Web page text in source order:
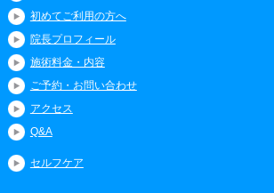
初めてご利用の方へ
院長プロフィール
施術料金・内容
ご予約・お問い合わせ
アクセス
Q&A
セルフケア